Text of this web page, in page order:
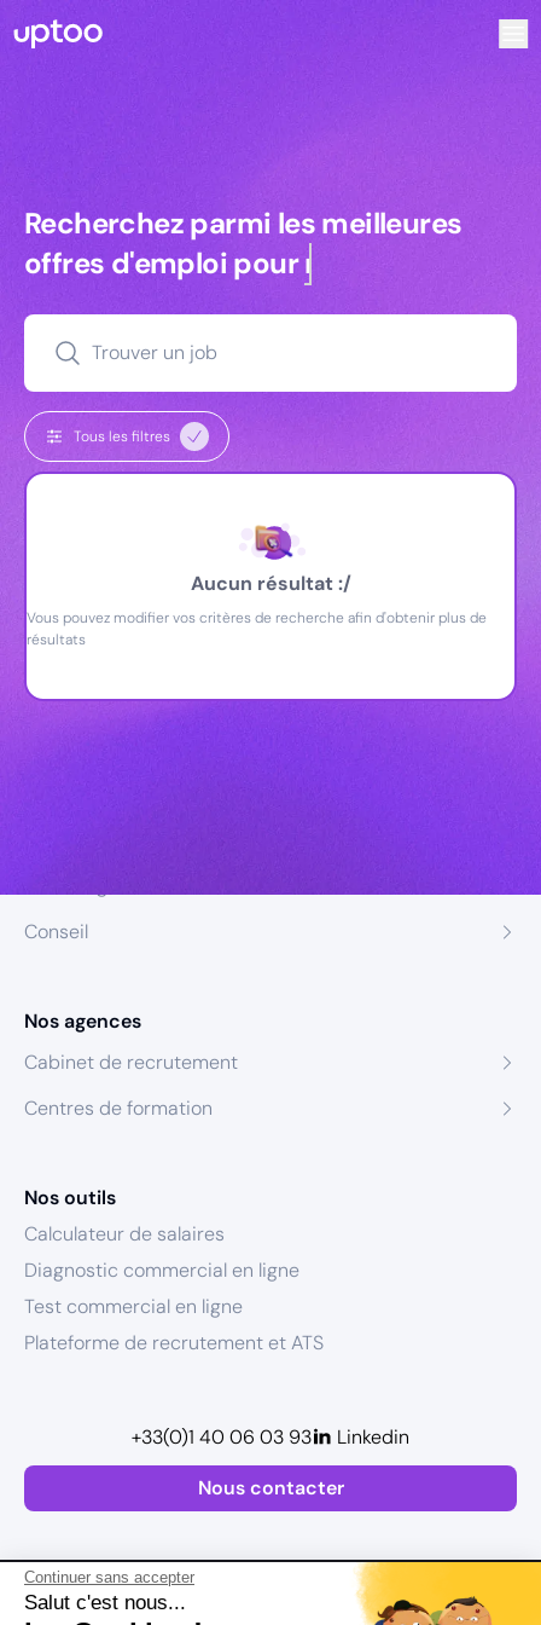
Continuer sans accepter
Salut c'est nous...
Recherchez parmi les meilleures
Recherchez parmi les meilleures
offres d'emploi pourcommerciaux
Trouver un job
Tous les filtres
Aucun résultat :/
Vous pouvez modifier vos critères de recherche afin d'obtenir plus de
résultats
Conseil
Nos agences
Cabinet de recrutement
Centres de formation
Nos outils
Calculateur de salaires
Diagnostic commercial en ligne
Test commercial en ligne
Plateforme de recrutement et ATS
Nous contacter
+33(0)1 40 06 03 93 Linkedin